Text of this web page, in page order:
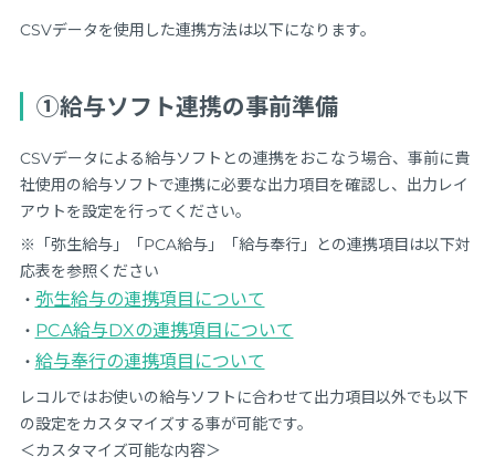
CSVデータを使用した連携方法は以下になります。
①給与ソフト連携の事前準備
CSVデータによる給与ソフトとの連携をおこなう場合、事前に貴
社使用の給与ソフトで連携に必要な出力項目を確認し、出力レイ
アウトを設定を行ってください。
※「弥生給与」「PCA給与」「給与奉行」との連携項目は以下対
応表を参照ください
・ 弥生給与の連携項目について
・ PCA給与DXの連携項目について
・ 給与奉行の連携項目について
レコルではお使いの給与ソフトに合わせて出力項目以外でも以下
の設定をカスタマイズする事が可能です。
＜カスタマイズ可能な内容＞